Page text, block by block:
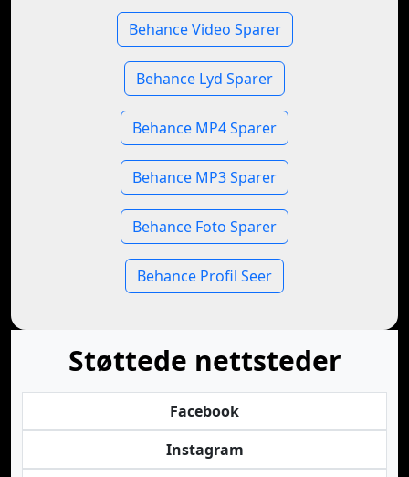
Behance Video Sparer
Behance Lyd Sparer
Behance MP4 Sparer
Behance MP3 Sparer
Behance Foto Sparer
Behance Profil Seer
Støttede nettsteder
Facebook
Instagram